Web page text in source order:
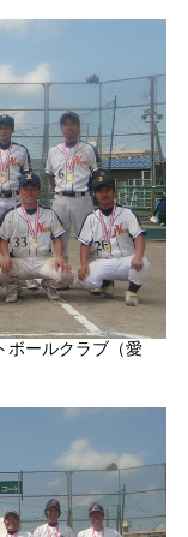
ールクラブ（愛